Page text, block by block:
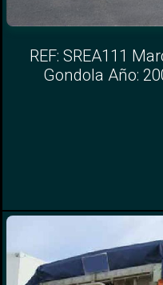
REF: SREA111
Gondola Año: